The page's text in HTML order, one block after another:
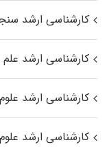
کارشناسی ارشد
کارشناسی ارشد
کارشناسی ارشد
کارشناسی ارشد